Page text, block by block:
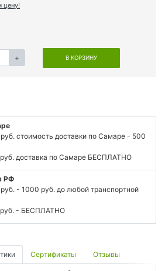
цену!
+ В КОРЗИНУ
стоимость доставки по Самаре - 500
доставка по Самаре БЕСПЛАТНО
РФ
- 1000 руб. до любой транспортной
руб. - БЕСПЛАТНО
Сертификаты Отзывы